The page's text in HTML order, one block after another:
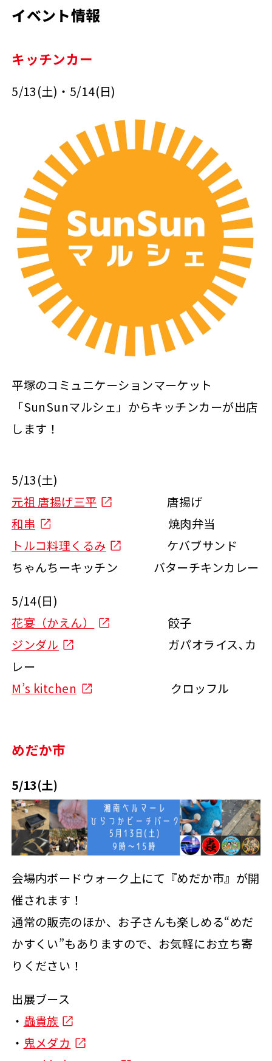
イベント情報
キッチンカー
5/13(土)・5/14(日)
平塚のコミュニケーションマーケット
「SunSunマルシェ」からキッチンカーが出店
します！
5/13(土)
元祖 唐揚げ三平
唐揚げ
和串
焼肉弁当
トルコ料理くるみ
ケバブサンド
ちゃんちーキッチン バターチキンカレー
5/14(日)
花宴（かえん）
餃子
ジンダル
ガパオライス､カ
レー
M’s kitchen
クロッフル
めだか市
5/13(土)
会場内ボードウォーク上にて『めだか市』が開
催されます！
通常の販売のほか、お子さんも楽しめる“めだ
かすくい”もありますので、お気軽にお立ち寄
りください！
出展ブース
・ 蟲貴族
・ 鬼メダカ